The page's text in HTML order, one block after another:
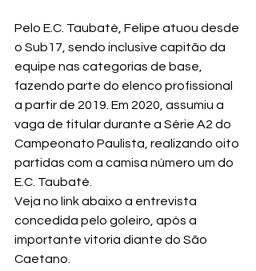
Pelo E.C. Taubaté, Felipe atuou desde
o Sub17, sendo inclusive capitão da
equipe nas categorias de base,
fazendo parte do elenco profissional
a partir de 2019. Em 2020, assumiu a
vaga de titular durante a Série A2 do
Campeonato Paulista, realizando oito
partidas com a camisa número um do
E.C. Taubaté.
Veja no link abaixo a entrevista
concedida pelo goleiro, após a
importante vitoria diante do São
Caetano.